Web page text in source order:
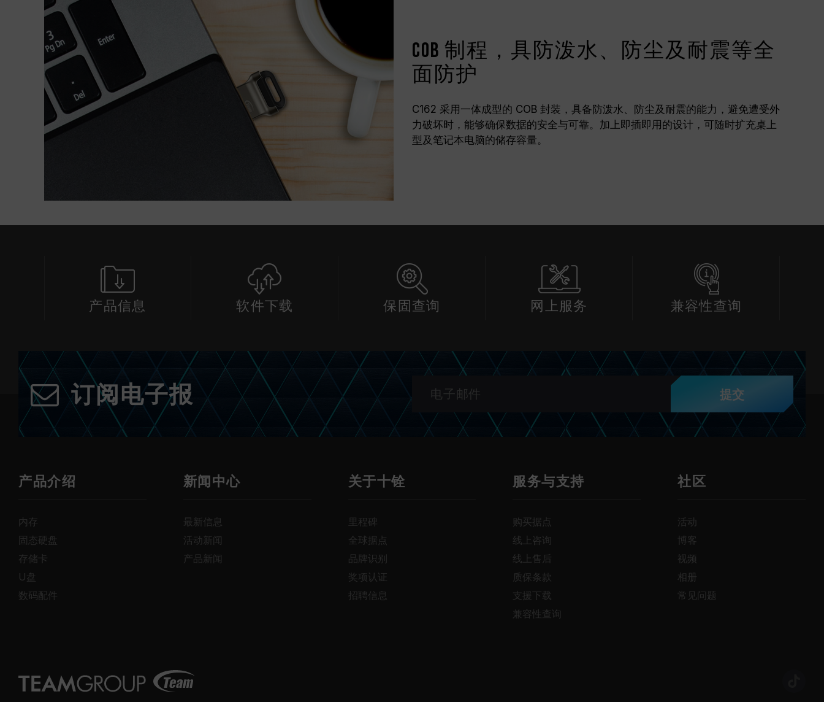
COB 制程，具防泼水、防尘及耐震等全
面防护
C162 采用一体成型的 COB 封装，具备防泼水、防尘及耐震的能力，避免遭受外
力破坏时，能够确保数据的安全与可靠。加上即插即用的设计，可随时扩充桌上
型及笔记本电脑的储存容量。
产品信息 软件下载 保固查询 网上服务 兼容性查询
订阅电子报 提交
产品介绍
内存
固态硬盘
存储卡
U盘
数码配件
新闻中心
最新信息
活动新闻
产品新闻
关于十铨
里程碑
全球据点
品牌识别
奖项认证
招聘信息
服务与支持
购买据点
线上咨询
线上售后
质保条款
支援下载
兼容性查询
社区
活动
博客
视频
相册
常见问题